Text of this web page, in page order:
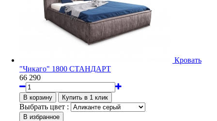
Кровать
"Чикаго" 1800 СТАНДАРТ
66 290
Выбрать цвет :